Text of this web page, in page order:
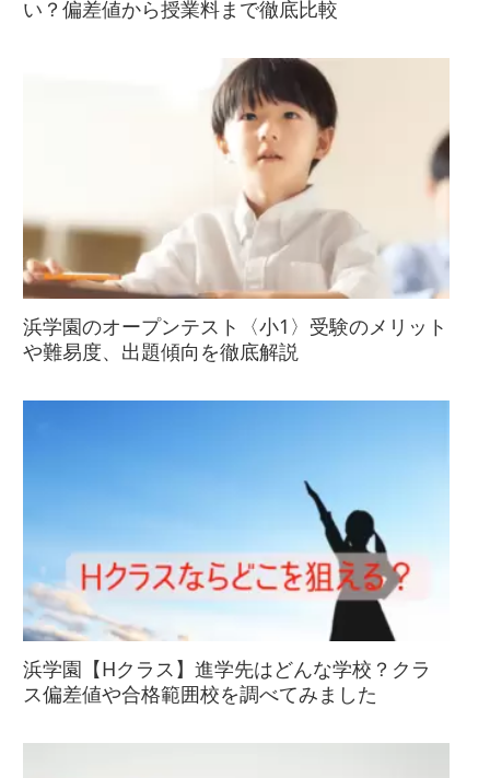
い？偏差値から授業料まで徹底比較
浜学園のオープンテスト〈小1〉受験のメリット
や難易度、出題傾向を徹底解説
浜学園【Hクラス】進学先はどんな学校？クラ
ス偏差値や合格範囲校を調べてみました